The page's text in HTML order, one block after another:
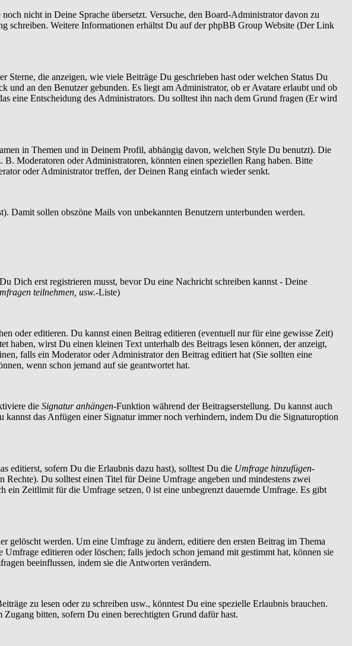
nicht in Deine Sprache übersetzt. Versuche, den Board-Administrator davon zu
schreiben. Weitere Informationen erhältst Du auf der phpBB Group Website (Der Link
die anzeigen, wie viele Beiträge Du geschrieben hast oder welchen Status Du
an den Benutzer gebunden. Es liegt am Administrator, ob er Avatare erlaubt und ob
eine Entscheidung des Administrators. Du solltest ihn nach dem Grund fragen (Er wird
in Themen und in Deinem Profil, abhängig davon, welchen Style Du benutzt). Die
Moderatoren oder Administratoren, könnten einen speziellen Rang haben. Bitte
oder Administrator treffen, der Deinen Rang einfach wieder senkt.
Damit sollen obszöne Mails von unbekannten Benutzern unterbunden werden.
Dich erst registrieren musst, bevor Du eine Nachricht schreiben kannst - Deine
teilnehmen, usw.-Liste)
oder editieren. Du kannst einen Beitrag editieren (eventuell nur für eine gewisse Zeit)
wirst Du einen kleinen Text unterhalb des Beitrags lesen können, der anzeigt,
falls ein Moderator oder Administrator den Beitrag editiert hat (Sie sollten eine
wenn schon jemand auf sie geantwortet hat.
die Signatur anhängen-Funktion während der Beitragserstellung. Du kannst auch
das Anfügen einer Signatur immer noch verhindern, indem Du die Signaturoption
editierst, sofern Du die Erlaubnis dazu hast), solltest Du die Umfrage hinzufügen-
Du solltest einen Titel für Deine Umfrage angeben und mindestens zwei
ein Zeitlimit für die Umfrage setzen, 0 ist eine unbegrenzt dauernde Umfrage. Es gibt
werden. Um eine Umfrage zu ändern, editiere den ersten Beitrag im Thema
editieren oder löschen; falls jedoch schon jemand mit gestimmt hat, können sie
beeinflussen, indem sie die Antworten verändern.
zu lesen oder zu schreiben usw., könntest Du eine spezielle Erlaubnis brauchen.
bitten, sofern Du einen berechtigten Grund dafür hast.